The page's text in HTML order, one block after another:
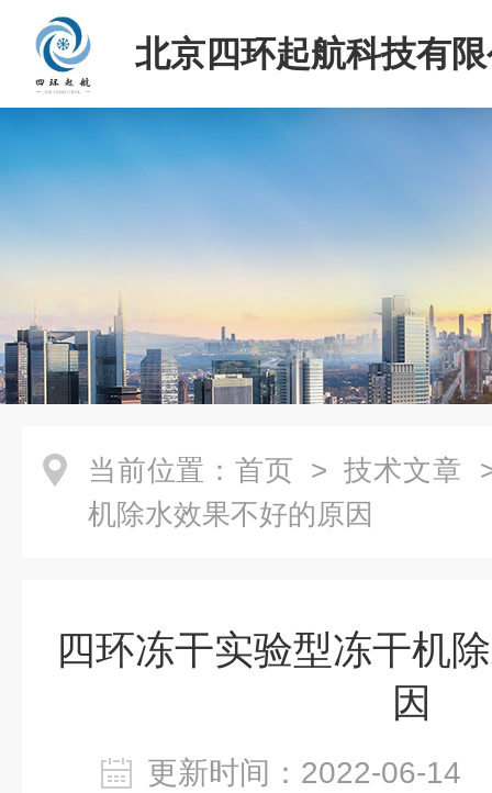
北京四环起航科技有
当前位置： 首页 > 技术文章
机除水效果不好的原因
四环冻干实验型冻干机
因
更新时间：2022-06-